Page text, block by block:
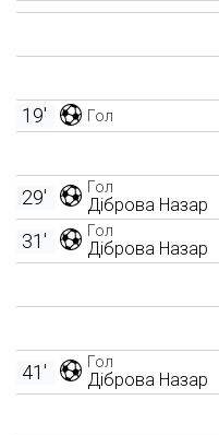
Гол
19'
Гол
Діброва Назар
29'
Гол
Діброва Назар
31'
Гол
Діброва Назар
41'